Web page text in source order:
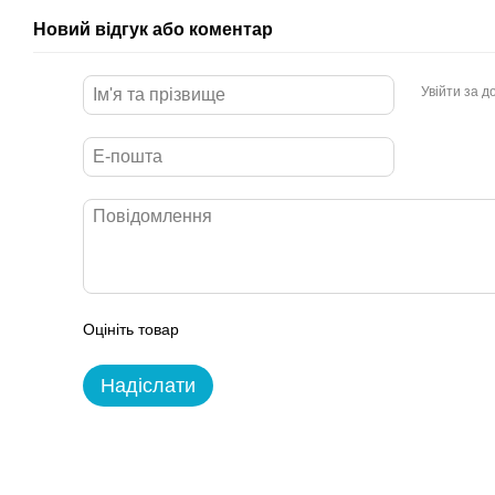
Новий відгук або коментар
Увійти за
Оцініть товар
Надіслати